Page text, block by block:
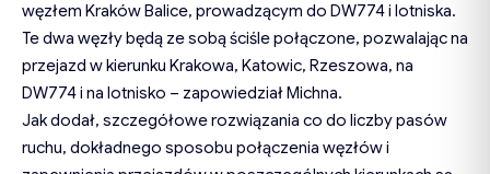
węzłem Kraków Balice, prowadzącym do DW774 i lotniska.
Te dwa węzły będą ze sobą ściśle połączone, pozwalając na
przejazd w kierunku Krakowa, Katowic, Rzeszowa, na
DW774 i na lotnisko – zapowiedział Michna.
Jak dodał, szczegółowe rozwiązania co do liczby pasów
ruchu, dokładnego sposobu połączenia węzłów i